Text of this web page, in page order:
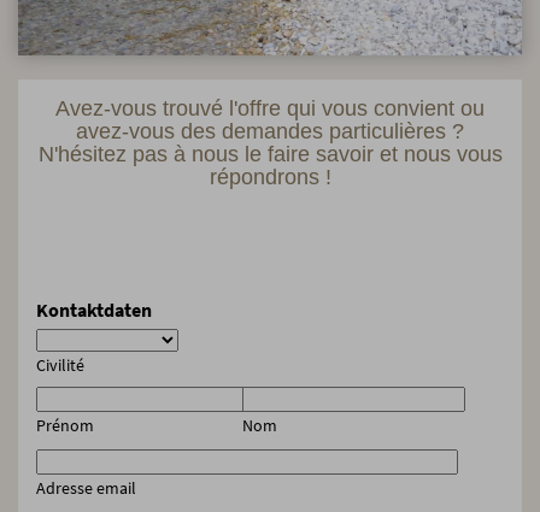
Avez-vous trouvé l'offre qui vous convient ou
avez-vous des demandes particulières ?
N'hésitez pas à nous le faire savoir et nous vous
répondrons !
Kontaktdaten
Civilité
Prénom Nom
Adresse email